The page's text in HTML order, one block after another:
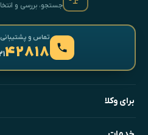
جستجو، بررسی و
تماس و پشتیبانی ·
۴۲۸۱۸-
برای وکلا